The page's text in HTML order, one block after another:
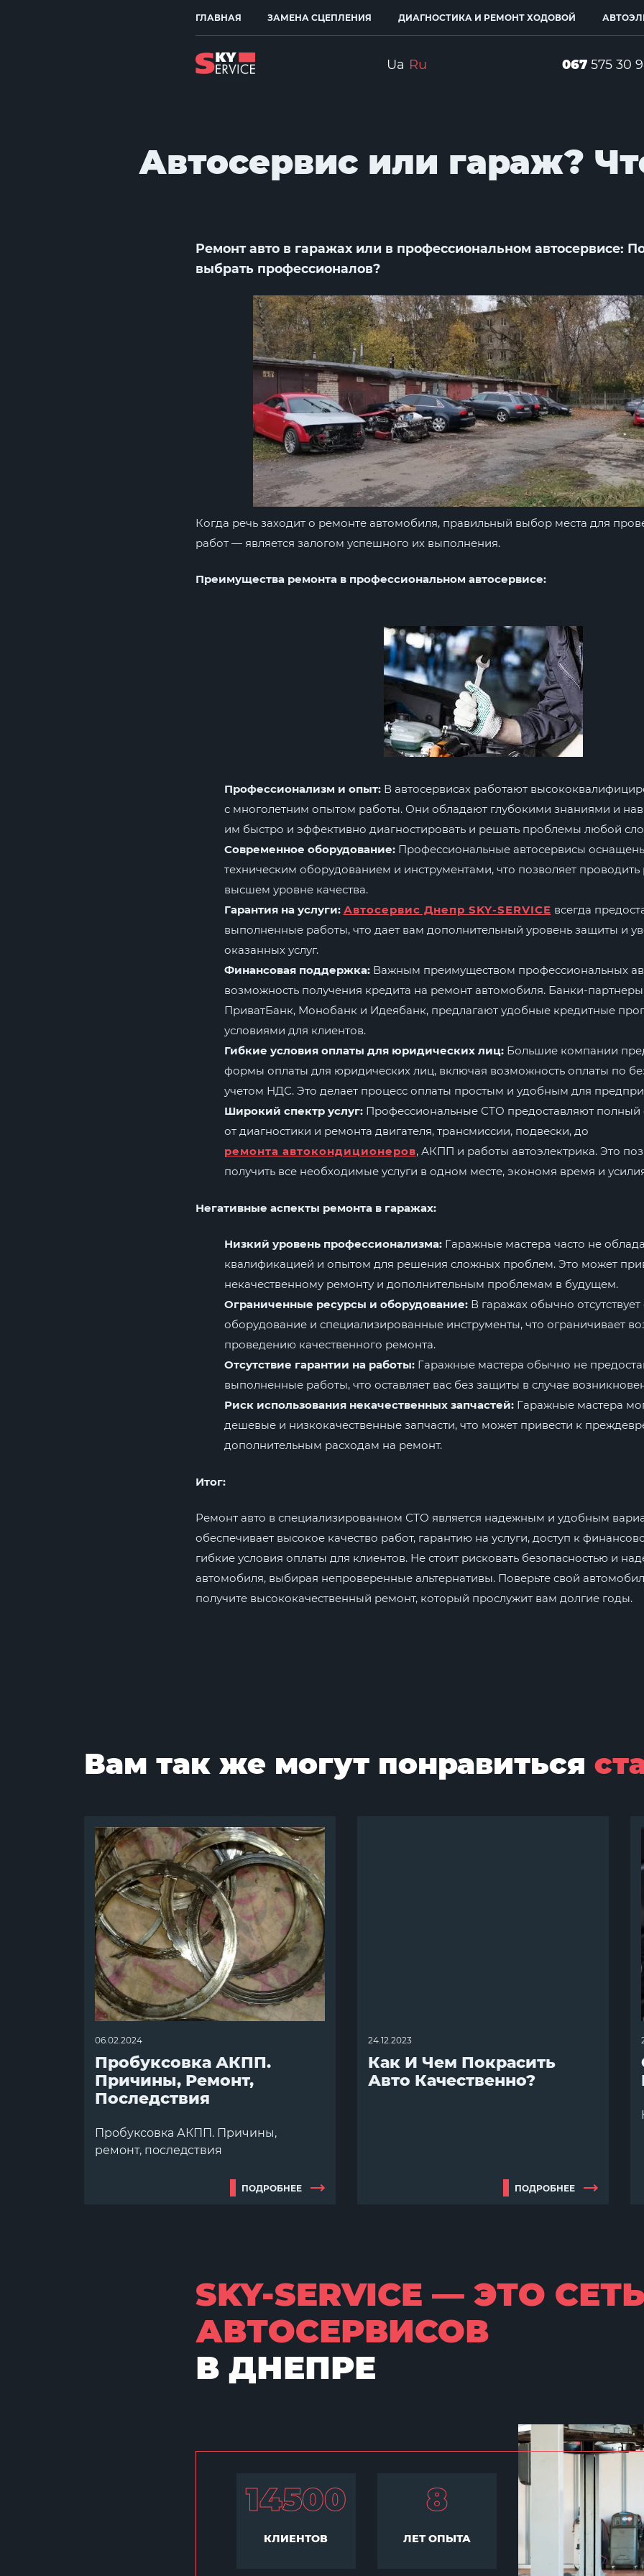
ГЛАВНАЯ ЗАМЕНА СЦЕПЛЕНИЯ ДИАГНОСТИКА И РЕМОНТ ХОДОВОЙ
Ua Ru 067 575 30
Автосервис или гараж?
Ремонт авто в гаражах или в профессиональном автосервисе:
выбрать профессионалов?
Когда речь заходит о ремонте автомобиля, правильный выбор места для
работ — является залогом успешного их выполнения.
Преимущества ремонта в профессиональном автосервисе:
Профессионализм и опыт:В автосервисах работают
с многолетним опытом работы. Они обладают глубокими знаниями и
им быстро и эффективно диагностировать и решать проблемы любой
Современное оборудование:Профессиональные автосервисы
техническим оборудованием и инструментами, что позволяет
высшем уровне качества.
Гарантия на услуги: Автосервис Днепр SKY-SERVICE всегда
выполненные работы, что дает вам дополнительный уровень защиты и
оказанных услуг.
Финансовая поддержка:Важным преимуществом профессиональных
возможность получения кредита на ремонт автомобиля. Банки-
ПриватБанк, Монобанк и Идеябанк, предлагают удобные кредитные
условиями для клиентов.
Гибкие условия оплаты для юридических лиц:Большие компании
формы оплаты для юридических лиц, включая возможность оплаты по
учетом НДС. Это делает процесс оплаты простым и удобным для
Широкий спектр услуг:Профессиональные СТО предоставляют полный
от диагностики и ремонта двигателя, трансмиссии, подвески, до
ремонта автокондиционеров, АКПП и работы автоэлектрика. Это
получить все необходимые услуги в одном месте, экономя время и
Негативные аспекты ремонта в гаражах:
Низкий уровень профессионализма:Гаражные мастера часто не
квалификацией и опытом для решения сложных проблем. Это может
некачественному ремонту и дополнительным проблемам в будущем.
Ограниченные ресурсы и оборудование:В гаражах обычно
оборудование и специализированные инструменты, что ограничивает
проведению качественного ремонта.
Отсутствие гарантии на работы:Гаражные мастера обычно не
выполненные работы, что оставляет вас без защиты в случае
Риск использования некачественных запчастей:Гаражные мастера
дешевые и низкокачественные запчасти, что может привести к
дополнительным расходам на ремонт.
Итог:
Ремонт авто в специализированном СТО является надежным и удобным
обеспечивает высокое качество работ, гарантию на услуги, доступ к
гибкие условия оплаты для клиентов. Не стоит рисковать безопасностью и
автомобиля, выбирая непроверенные альтернативы. Поверьте свой
получите высококачественный ремонт, который прослужит вам долгие годы.
Вам так же могут понравиться
06.02.2024
Пробуксовка АКПП.
Причины, Ремонт,
Последствия
Пробуксовка АКПП. Причины,
ремонт, последствия
ПОДРОБНЕЕ
24.12.2023
Как И Чем Покрасить
Авто Качественно?
ПОДРОБНЕЕ
SKY-SERVICE — ЭТО
АВТОСЕРВИСОВ
В ДНЕПРЕ
14500
КЛИЕНТОВ
8
ЛЕТ ОПЫТА